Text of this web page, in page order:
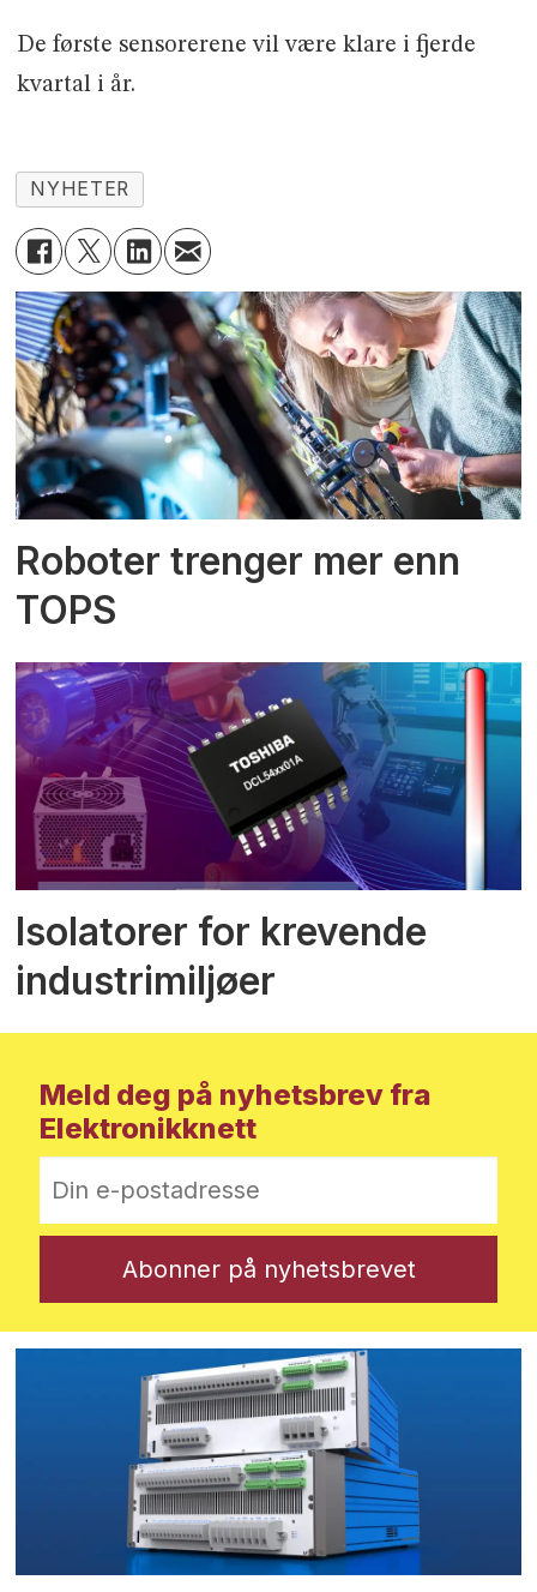
De første sensorerene vil være klare i fjerde
kvartal i år.
NYHETER
Roboter trenger mer enn
TOPS
Isolatorer for krevende
industrimiljøer
Meld deg på nyhetsbrev fra
Elektronikknett